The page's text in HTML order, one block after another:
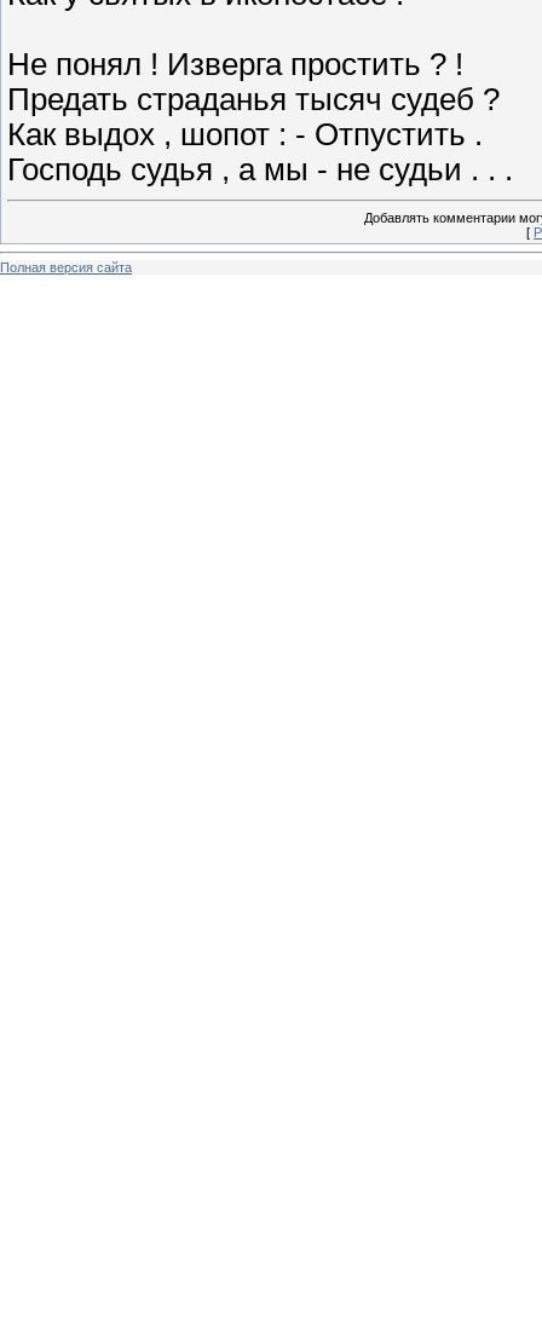
Не понял ! Изверга простить ? !
Предать страданья тысяч судеб ?
Как выдох , шопот : - Отпустить .
Господь судья , а мы - не судьи . . .
Добавлять комментарии
[
Полная версия сайта